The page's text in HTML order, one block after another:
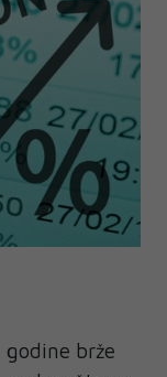
brže